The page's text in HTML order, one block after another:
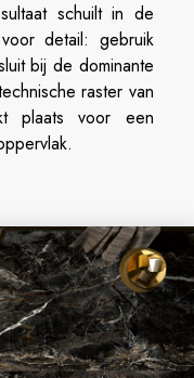
schuilt in de
detail: gebruik
bij de dominante
raster van
plaats voor een